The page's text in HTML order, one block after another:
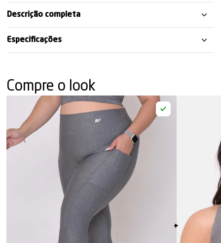
Descrição completa
Especificações
Compre o look